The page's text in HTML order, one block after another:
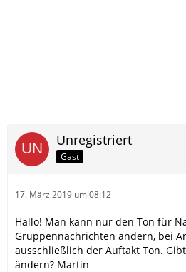
Unregistriert
Gast
17. März 2019 um 08:12
Hallo! Man kann nur den Ton für
Gruppennachrichten ändern, bei
ausschließlich der Auftakt Ton.
ändern? Martin